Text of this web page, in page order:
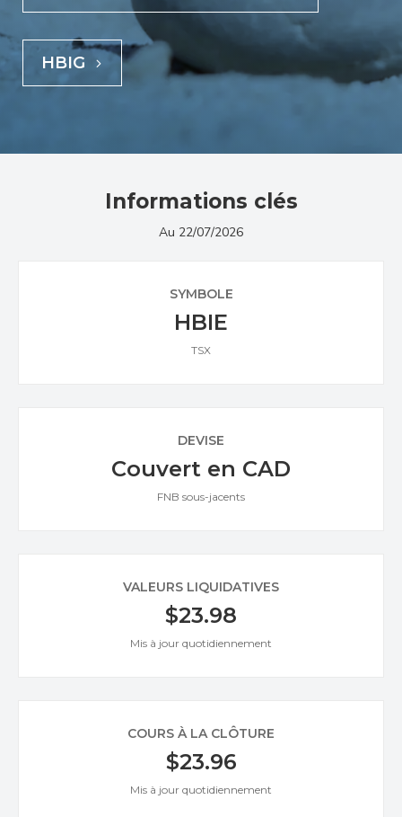
HBIG
Informations clés
Au 22/07/2026
SYMBOLE
HBIE
TSX
DEVISE
Couvert en CAD
FNB sous-jacents
VALEURS LIQUIDATIVES
$23.98
Mis à jour quotidiennement
COURS À LA CLÔTURE
$23.96
Mis à jour quotidiennement